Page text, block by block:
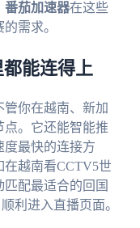
番茄加速器在这些
需求。
能连得上
你在越南、新加
。它还能智能推
度最快的连接方
在越南看CCTV5世
配最适合的回国
利进入直播页面。